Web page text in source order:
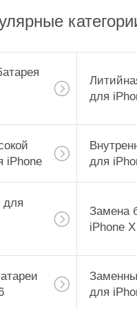
для
iPhone
для
для
Замена
iPhone X
для